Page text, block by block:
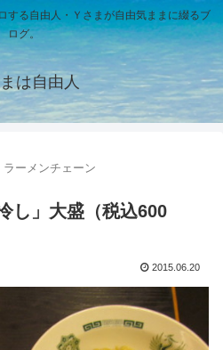
する自由人・Ｙさまが自由気ままに綴るブ
ログ。
は自由人
ラーメンチェーン
し」大盛（税込600
2015.06.20